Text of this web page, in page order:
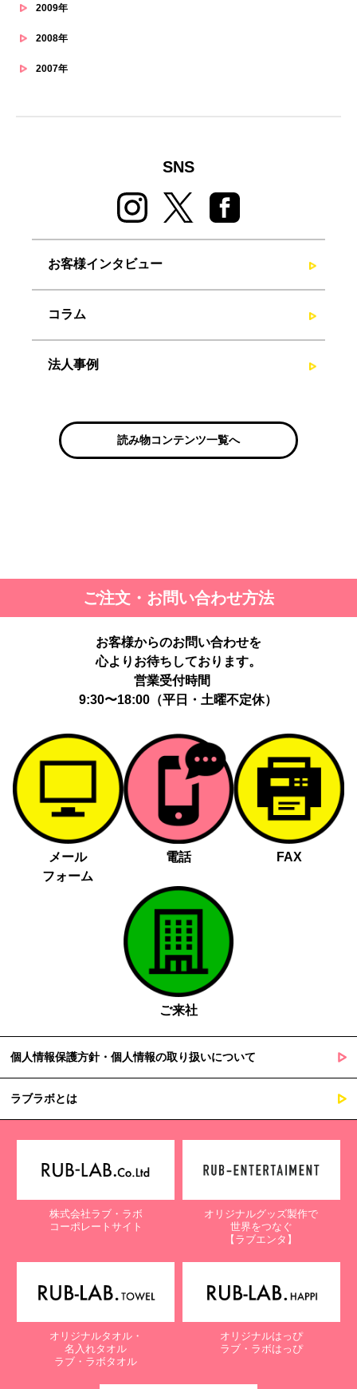
2009年
2008年
2007年
SNS
お客様インタビュー
コラム
法人事例
読み物コンテンツ一覧へ
ご注文・お問い合わせ方法
お客様からのお問い合わせを
心よりお待ちしております。
営業受付時間
9:30〜18:00（平日・土曜不定休）
メール
フォーム
電話 FAX
ご来社
個人情報保護方針・個人情報の取り扱いについて
ラブラボとは
株式会社ラブ・ラボ
コーポレートサイト
オリジナルグッズ製作で
世界をつなぐ
【ラブエンタ】
オリジナルタオル・
名入れタオル
ラブ・ラボタオル
オリジナルはっぴ
ラブ・ラボはっぴ